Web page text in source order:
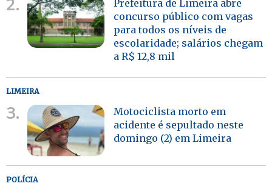
Prefeitura de Limeira abre
concurso público com vagas
para todos os níveis de
escolaridade; salários chegam
a R$ 12,8 mil
LIMEIRA
3.
Motociclista morto em
acidente é sepultado neste
domingo (2) em Limeira
POLÍCIA